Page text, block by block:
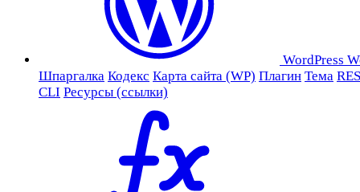
WordPress
Шпаргалка Кодекс Карта сайта (WP) Плагин Тема
CLI Ресурсы (ссылки)